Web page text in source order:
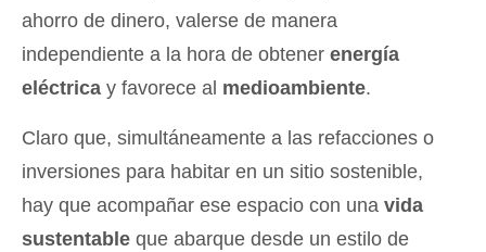
ahorro de dinero, valerse de manera
independiente a la hora de obtener energía
eléctrica y favorece al medioambiente.
Claro que, simultáneamente a las refacciones o
inversiones para habitar en un sitio sostenible,
hay que acompañar ese espacio con una vida
sustentable que abarque desde un estilo de